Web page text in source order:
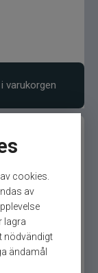
cookies.
av
lagra
nödvändigt
ändamål
varukorgen
platta med kula